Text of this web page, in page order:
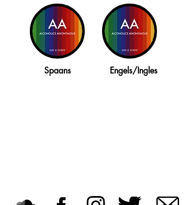
Spaans Engels/Ingles